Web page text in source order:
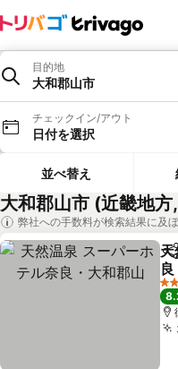
目的地
大和郡山市
チェックイン/アウト
日付を選択
並べ替え
大和郡山市 (近畿地
弊社への手数料が検索結果に及
シ
料
3